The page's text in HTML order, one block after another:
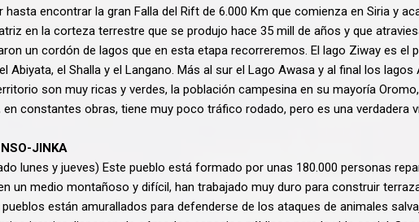
hasta encontrar la gran Falla del Rift de 6.000 Km que comienza en Siria y
en la corteza terrestre que se produjo hace 35 mill de años y que
un cordón de lagos que en esta etapa recorreremos. El lago Ziway es el
Abiyata, el Shalla y el Langano. Más al sur el Lago Awasa y al final los lagos
son muy ricas y verdes, la población campesina en su mayoría
constantes obras, tiene muy poco tráfico rodado, pero es una verdadera
JINKA
lunes y jueves) Este pueblo está formado por unas 180.000 personas
un medio montañoso y difícil, han trabajado muy duro para construir
están amurallados para defenderse de los ataques de animales